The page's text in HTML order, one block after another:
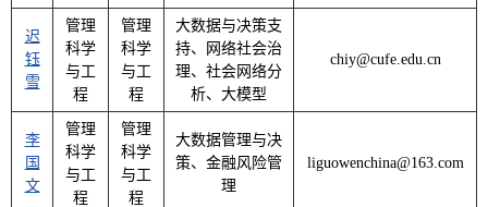
迟
钰
雪
管理
科学
与工
程
管理
科学
与工
程
大数据与决策支
持、网络社会治
理、社会网络分
析、大模型
chiy@cufe.edu.cn
李
国
文
管理
科学
与工
程
管理
科学
与工
程
大数据管理与决
策、金融风险管
理
liguowenchina@163.com